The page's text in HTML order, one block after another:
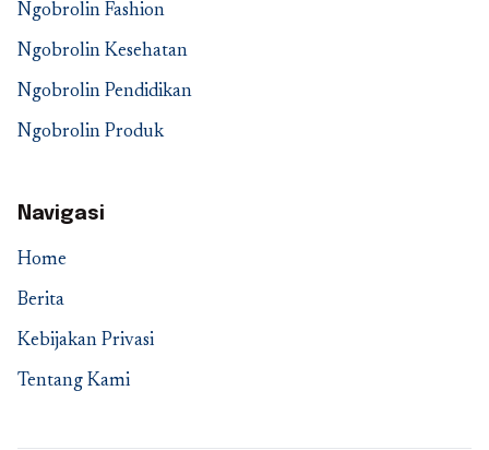
Ngobrolin Fashion
Ngobrolin Kesehatan
Ngobrolin Pendidikan
Ngobrolin Produk
Navigasi
Home
Berita
Kebijakan Privasi
Tentang Kami